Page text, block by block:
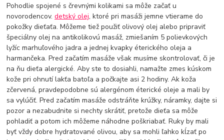
Pohodlie spojené s črevnými kolikami sa môže začať u
novorodencov.detský olej, ktoré pri masáži jemne vtierame do
pokožky dieťaťa. Môžeme tiež použiť olivový olej alebo pripraviť
špeciálny olej na antikolikovú masáž, zmiešaním 5 polievkových
lyžíc marhuľového jadra a jednej kvapky éterického oleja a
harmančeka. Pred začatím masáže však musíme skontrolovať, či je
na ňu dieťa alergické. Aby ste to dosiahli, namažte zmes kúskom
kože pri ohnutí lakťa batoľa a počkajte asi 2 hodiny. Ak koža
zčervená, pravdepodobne sú alergénom éterické oleje a mali by
sa vylúčiť. Pred začatím masáže odstráňte krúžky, náramky, dajte si
pozor a nezabudnite si nechty skrátiť, pretože dieťa sa môže
pohladiť a potom ich môžeme náhodne poškriabať. Ruky by mali
byť vždy dobre hydratované olivou, aby sa mohli ľahko kĺzať po